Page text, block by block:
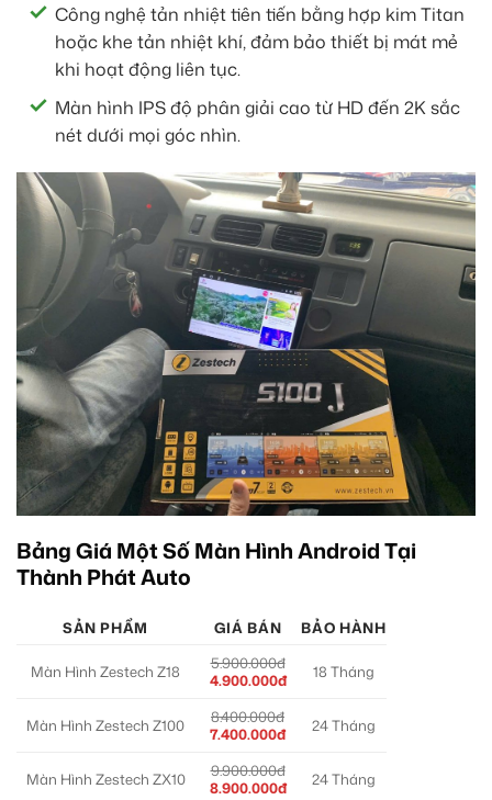
Công nghệ tản nhiệt tiên tiến bằng hợp kim Titan
hoặc khe tản nhiệt khí, đảm bảo thiết bị mát mẻ
khi hoạt động liên tục.
Màn hình IPS độ phân giải cao từ HD đến 2K sắc
nét dưới mọi góc nhìn.
Bảng Giá Một Số Màn Hình Android Tại
Thành Phát Auto
SẢN PHẨM GIÁ BÁN BẢO HÀNH
Màn Hình Zestech Z18
5.900.000đ
4.900.000đ
18 Tháng
Màn Hình Zestech Z100
8.400.000đ
7.400.000đ
24 Tháng
Màn Hình Zestech ZX10
9.900.000đ
8.900.000đ
24 Tháng